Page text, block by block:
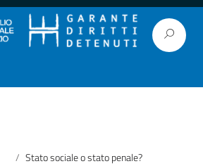
Stato sociale o stato penale?